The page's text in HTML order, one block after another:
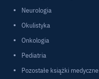
Neurologia
Okulistyka
Onkologia
Pediatria
Pozostałe książki medyczne